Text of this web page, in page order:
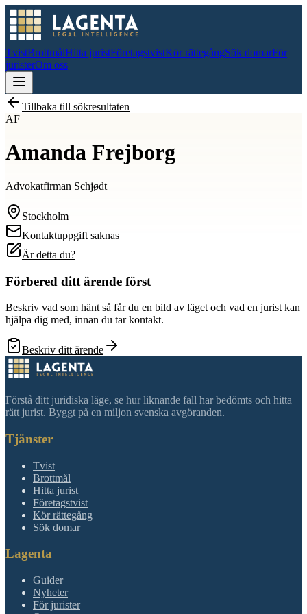
TvistBrottmålHitta juristFöretagstvistKör rättegångSök domarFör
juristerOm oss
Tillbaka till sökresultaten
AF
Amanda Frejborg
Advokatfirman Schjødt
Stockholm
Kontaktuppgift saknas
Är detta du?
Förbered ditt ärende först
Beskriv vad som hänt så får du en bild av läget och vad en jurist kan
hjälpa dig med, innan du tar kontakt.
Beskriv ditt ärende
Förstå ditt juridiska läge, se hur liknande fall har bedömts och hitta
rätt jurist. Byggt på en miljon svenska avgöranden.
Tjänster
Tvist
Brottmål
Hitta jurist
Företagstvist
Kör rättegång
Sök domar
Lagenta
Guider
Nyheter
För jurister